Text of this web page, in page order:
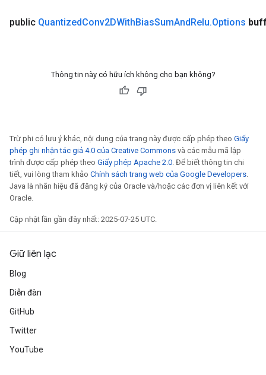
public QuantizedConv2DWithBiasSumAndRelu.Options
Thông tin này có hữu ích không cho bạn không?
Trừ phi có lưu ý khác, nội dung của trang này được cấp phép theo Giấy
phép ghi nhận tác giả 4.0 của Creative Commons và các mẫu mã lập
trình được cấp phép theo Giấy phép Apache 2.0 . Để biết thông tin chi
tiết, vui lòng tham khảo Chính sách trang web của Google Developers
Java là nhãn hiệu đã đăng ký của Oracle và/hoặc các đơn vị liên kết với
Oracle.
Cập nhật lần gần đây nhất: 2025-07-25 UTC.
Giữ liên lạc
Blog
Diễn đàn
GitHub
Twitter
YouTube